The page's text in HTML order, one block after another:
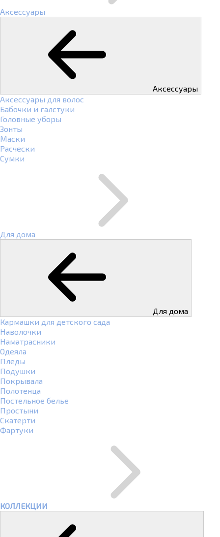
Аксессуары
Аксессуары
Аксессуары для волос
Бабочки и галстуки
Головные уборы
Зонты
Маски
Расчески
Сумки
Для дома
Для дома
Кармашки для детского сада
Наволочки
Наматрасники
Одеяла
Пледы
Подушки
Покрывала
Полотенца
Постельное белье
Простыни
Скатерти
Фартуки
КОЛЛЕКЦИИ